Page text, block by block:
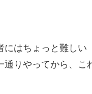
はちょっと難しい
りやってから、こ